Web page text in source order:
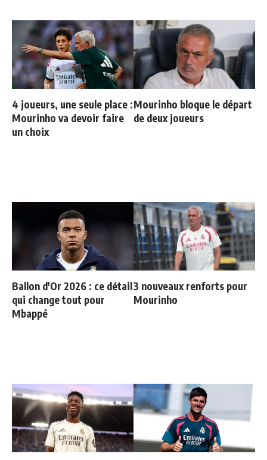
4 joueurs, une seule place :
Mourinho va devoir faire
un choix
Mourinho bloque le départ
de deux joueurs
Ballon d'Or 2026 : ce détail
qui change tout pour
Mbappé
3 nouveaux renforts pour
Mourinho